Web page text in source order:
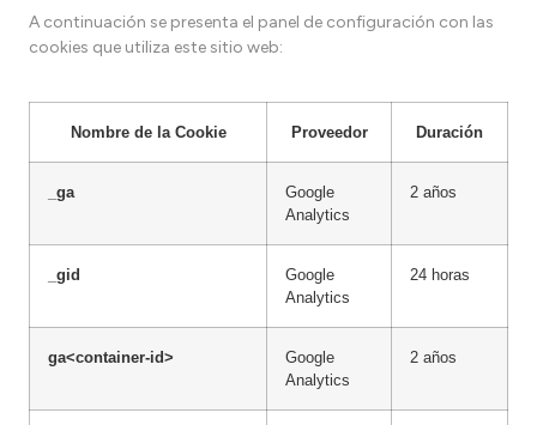
A continuación se presenta el panel de configuración con las
cookies que utiliza este sitio web:
Nombre de la Cookie Proveedor Duración
_ga
Google
Analytics
2 años
_gid
Google
Analytics
24 horas
ga<container-id>
Google
Analytics
2 años